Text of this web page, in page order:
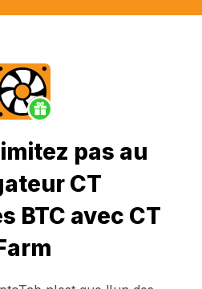
pas au
CT
BTC avec CT